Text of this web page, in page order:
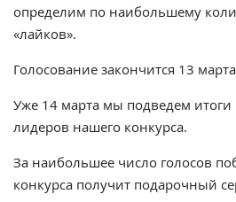
определим по наибольшему
«лайков».
Голосование закончится 13
Уже 14 марта мы подведем
лидеров нашего конкурса.
За наибольшее число голосов
конкурса получит подарочный